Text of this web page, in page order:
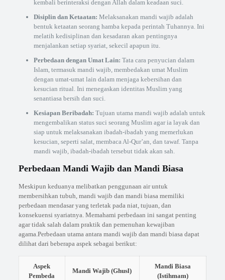
kembali berinteraksi dengan Allah dalam keadaan suci.
Disiplin dan Ketaatan: Melaksanakan mandi wajib adalah
bentuk ketaatan seorang hamba kepada perintah Tuhannya. Ini
melatih kedisiplinan dan kesadaran akan pentingnya
menjalankan setiap syariat, sekecil apapun itu.
Perbedaan dengan Umat Lain: Tata cara penyucian dalam
Islam, termasuk mandi wajib, membedakan umat Muslim
dengan umat-umat lain dalam menjaga kebersihan dan
kesucian ritual. Ini menegaskan identitas Muslim yang
senantiasa bersih dan suci.
Kesiapan Beribadah: Tujuan utama mandi wajib adalah untuk
mengembalikan status suci seorang Muslim agar ia layak dan
siap untuk melaksanakan ibadah-ibadah yang memerlukan
kesucian, seperti salat, membaca Al-Qur’an, dan tawaf. Tanpa
mandi wajib, ibadah-ibadah tersebut tidak akan sah.
Perbedaan Mandi Wajib dan Mandi Biasa
Meskipun keduanya melibatkan penggunaan air untuk
membersihkan tubuh, mandi wajib dan mandi biasa memiliki
perbedaan mendasar yang terletak pada niat, tujuan, dan
konsekuensi syariatnya. Memahami perbedaan ini sangat penting
agar tidak salah dalam praktik dan pemenuhan kewajiban
agama.Perbedaan utama antara mandi wajib dan mandi biasa dapat
dilihat dari beberapa aspek sebagai berikut:
Aspek
Pembeda
Mandi Wajib (Ghusl)
Mandi Biasa
(Istihmam)